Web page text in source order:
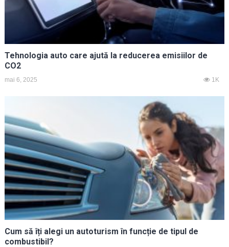
Tehnologia auto care ajută la reducerea emisiilor de
CO2
mai 6, 2025 1K
Cum să îți alegi un autoturism în funcție de tipul de
combustibil?